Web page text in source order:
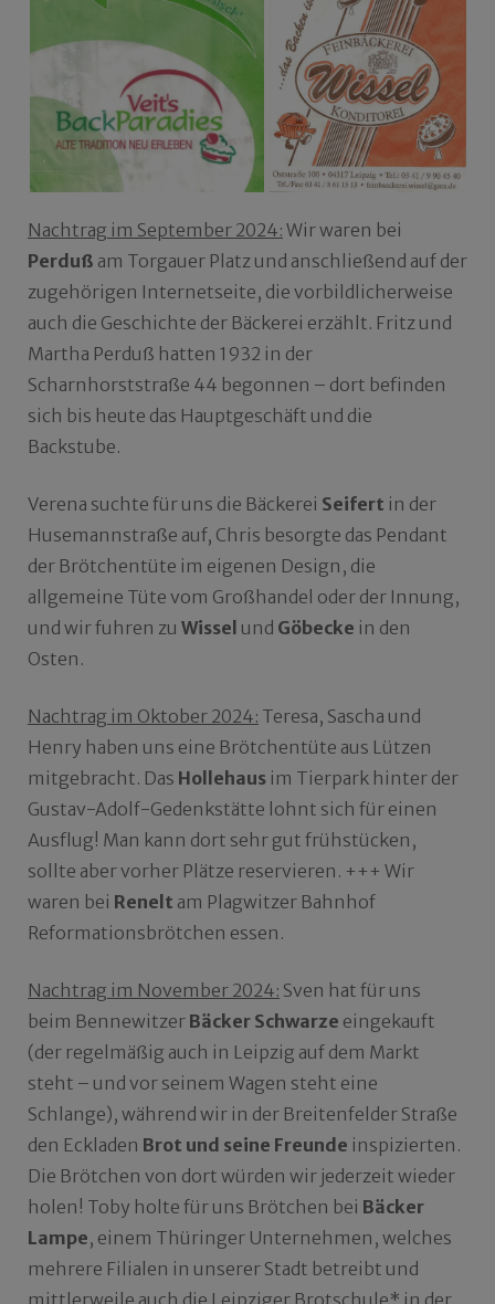
Nachtrag im September 2024: Wir waren bei
Perduß am Torgauer Platz und anschließend auf der
zugehörigen Internetseite, die vorbildlicherweise
auch die Geschichte der Bäckerei erzählt. Fritz und
Martha Perduß hatten 1932 in der
Scharnhorststraße 44 begonnen – dort befinden
sich bis heute das Hauptgeschäft und die
Backstube.
Verena suchte für uns die Bäckerei Seifert in der
Husemannstraße auf, Chris besorgte das Pendant
der Brötchentüte im eigenen Design, die
allgemeine Tüte vom Großhandel oder der Innung,
und wir fuhren zu Wissel und Göbecke in den
Osten.
Nachtrag im Oktober 2024: Teresa, Sascha und
Henry haben uns eine Brötchentüte aus Lützen
mitgebracht. Das Hollehaus im Tierpark hinter der
Gustav-Adolf-Gedenkstätte lohnt sich für einen
Ausflug! Man kann dort sehr gut frühstücken,
sollte aber vorher Plätze reservieren. +++ Wir
waren bei Renelt am Plagwitzer Bahnhof
Reformationsbrötchen essen.
Nachtrag im November 2024: Sven hat für uns
beim Bennewitzer Bäcker Schwarze eingekauft
(der regelmäßig auch in Leipzig auf dem Markt
steht – und vor seinem Wagen steht eine
Schlange), während wir in der Breitenfelder Straße
den Eckladen Brot und seine Freunde inspizierten.
Die Brötchen von dort würden wir jederzeit wieder
holen! Toby holte für uns Brötchen bei Bäcker
Lampe, einem Thüringer Unternehmen, welches
mehrere Filialen in unserer Stadt betreibt und